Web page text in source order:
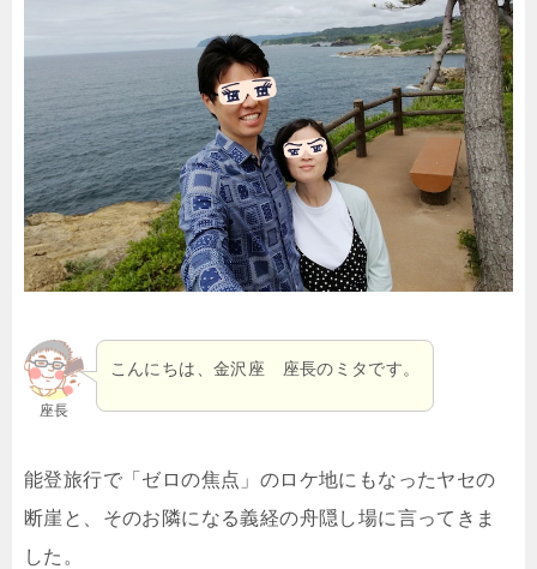
座長
こんにちは、金沢座 座長のミタです。
能登旅行で「ゼロの焦点」のロケ地にもなったヤセの
断崖と、そのお隣になる義経の舟隠し場に言ってきま
した。